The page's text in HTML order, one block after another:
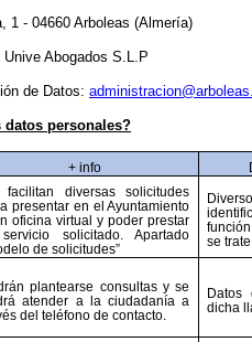
1 - 04660 Arboleas (Almería)
Abogados S.L.P
de Datos:
personales?
+ info
facilitan diversas solicitudes
presentar en el Ayuntamiento
oficina virtual y poder prestar
solicitado. Apartado
de solicitudes”
se
plantearse consultas y se
atender a la ciudadanía a
del teléfono de contacto.
Datos
dicha